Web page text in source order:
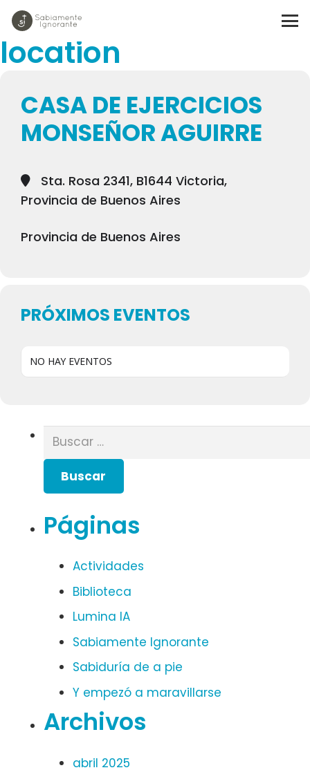
Events at this
location
CASA DE EJERCICIOS
MONSEÑOR AGUIRRE
Sta. Rosa 2341, B1644 Victoria,
Provincia de Buenos Aires
Provincia de Buenos Aires
PRÓXIMOS EVENTOS
NO HAY EVENTOS
Buscar:
Páginas
Actividades
Biblioteca
Lumina IA
Sabiamente Ignorante
Sabiduría de a pie
Y empezó a maravillarse
Archivos
abril 2025